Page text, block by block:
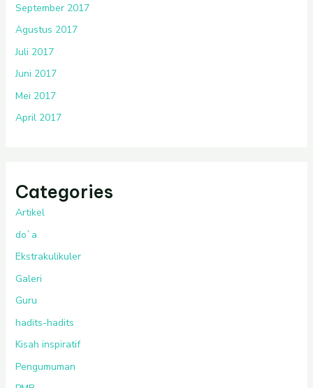
September 2017
Agustus 2017
Juli 2017
Juni 2017
Mei 2017
April 2017
Categories
Artikel
do`a
Ekstrakulikuler
Galeri
Guru
hadits-hadits
Kisah inspiratif
Pengumuman